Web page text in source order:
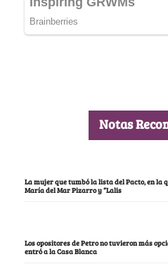
Notas
La mujer que tumbó la lista del Pacto, en la
María del Mar Pizarro y “Lalis
Los opositores de Petro no tuvieron más
entró a la Casa Blanca